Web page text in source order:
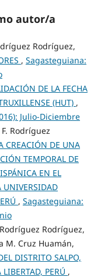
autor/a
Rodríguez,
, Sagasteguiana:
DE LA FECHA
(HUT) ,
Julio-Diciembre
Rodríguez
CREACIÓN DE UNA
TEMPORAL DE
EN EL
UNIVERSIDAD
, Sagasteguiana:
Rodríguez,
M. Cruz Huamán,
DISTRITO SALPO,
PERÚ ,